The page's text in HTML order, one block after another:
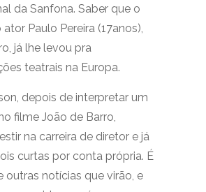
da Sanfona. Saber que o
Paulo Pereira (17anos),
já lhe levou pra
teatrais na Europa.
depois de interpretar um
filme João de Barro,
na carreira de diretor e já
curtas por conta própria. É
outras notícias que virão, e